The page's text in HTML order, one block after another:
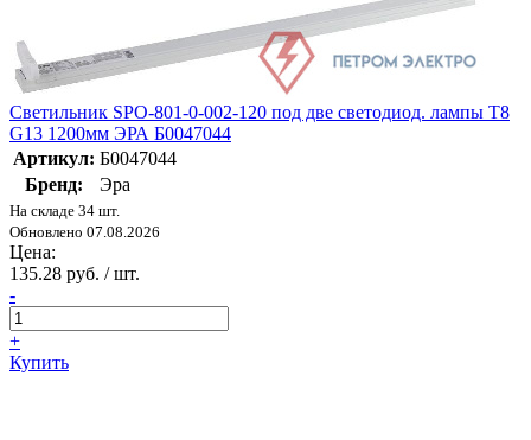
Светильник SPO-801-0-002-120 под две светодиод. лампы T8
G13 1200мм ЭРА Б0047044
Артикул: Б0047044
Бренд:
Эра
На складе 34 шт.
Обновлено 07.08.2026
Цена:
135.28 руб. / шт.
-
+
Купить